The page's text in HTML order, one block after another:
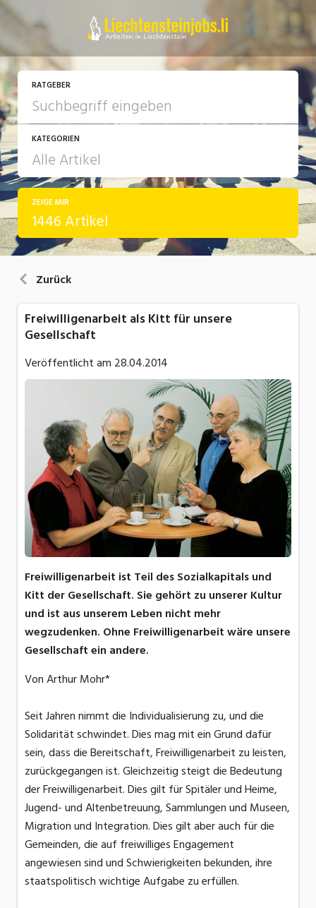
RATGEBER
KATEGORIEN
Arbeit
Ausbildung / Weiterbildung
ZEIGE MIR
1446 Artikel
Zurück
Freiwilligenarbeit als Kitt für unsere
Gesellschaft
Veröffentlicht am 28.04.2014
Freiwilligenarbeit ist Teil des Sozialkapitals und
Kitt der Gesellschaft. Sie gehört zu unserer Kultur
und ist aus unserem Leben nicht mehr
wegzudenken. Ohne Freiwilligenarbeit wäre unsere
Gesellschaft ein andere.
Von Arthur Mohr*
Seit Jahren nimmt die Individualisierung zu, und die
Solidarität schwindet. Dies mag mit ein Grund dafür
sein, dass die Bereitschaft, Freiwilligenarbeit zu leisten,
zurückgegangen ist. Gleichzeitig steigt die Bedeutung
der Freiwilligenarbeit. Dies gilt für Spitäler und Heime,
Jugend- und Altenbetreuung, Sammlungen und Museen,
Migration und Integration. Dies gilt aber auch für die
Gemeinden, die auf freiwilliges Engagement
angewiesen sind und Schwierigkeiten bekunden, ihre
staatspolitisch wichtige Aufgabe zu erfüllen.